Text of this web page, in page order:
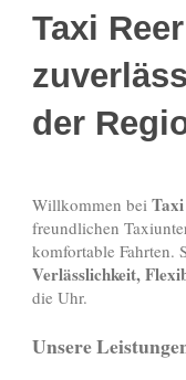
Taxi
der
Willkommen bei
freundlichen
komfortable Fahrten.
Verlässlichkeit,
die Uhr.
Unsere